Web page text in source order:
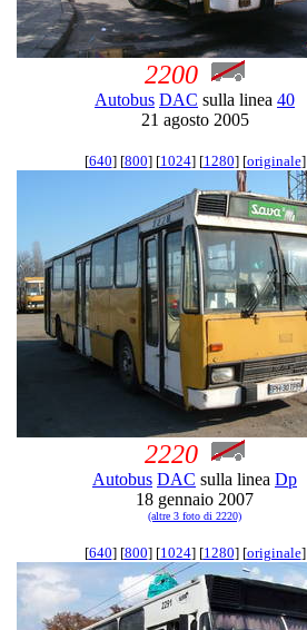
2200
Autobus DAC sulla linea 40
21 agosto 2005
[640] [800] [1024] [1280] [originale]
2220
Autobus DAC sulla linea Dp
18 gennaio 2007
(altre 3 foto di 2220)
[640] [800] [1024] [1280] [originale]